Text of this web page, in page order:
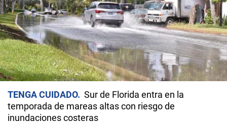
TENGA CUIDADO
Sur de Florida entra en la
temporada de mareas altas con riesgo de
inundaciones costeras